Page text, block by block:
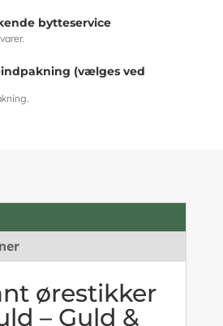
bytteservice
(vælges ved
ørestikker
– Guld &